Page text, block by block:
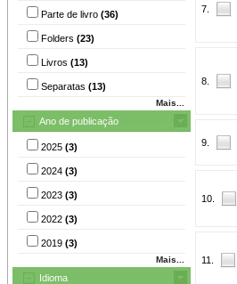
Parte de livro (36)
Folders (23)
Livros (13)
Separatas (13)
Mais...
Ano de publicação
2025 (3)
2024 (3)
2023 (3)
2022 (3)
2019 (3)
Mais...
Idioma
7.
8.
9.
10.
11.